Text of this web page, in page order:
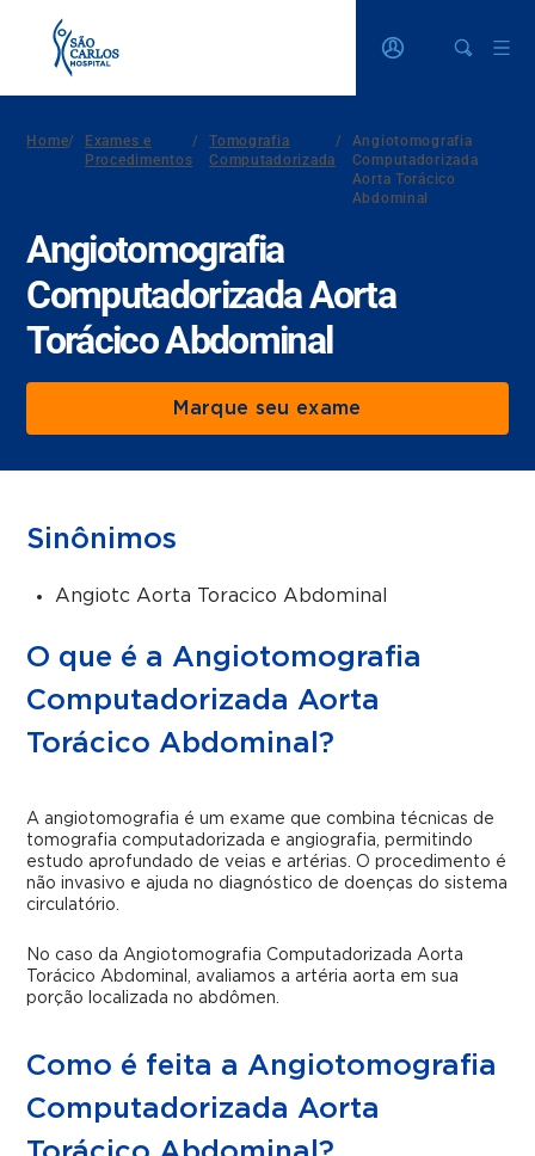
Home/
Exames e
Procedimentos
/
Tomografia
Computadorizada
/
Angiotomografia
Computadorizada
Aorta Torácico
Abdominal
Angiotomografia
Computadorizada Aorta
Torácico Abdominal
Marque seu exame
Sinônimos
Angiotc Aorta Toracico Abdominal
O que é a Angiotomografia
Computadorizada Aorta
Torácico Abdominal?
A angiotomografia é um exame que combina técnicas de
tomografia computadorizada e angiografia, permitindo
estudo aprofundado de veias e artérias. O procedimento é
não invasivo e ajuda no diagnóstico de doenças do sistema
circulatório.
No caso da Angiotomografia Computadorizada Aorta
Torácico Abdominal, avaliamos a artéria aorta em sua
porção localizada no abdômen.
Como é feita a Angiotomografia
Computadorizada Aorta